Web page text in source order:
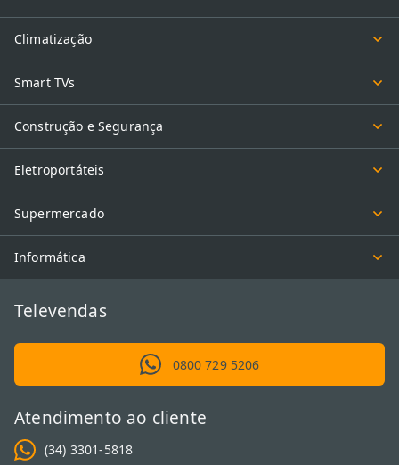
Climatização
Smart TVs
Construção e Segurança
Eletroportáteis
Supermercado
Informática
Televendas
0800 729 5206
Atendimento ao cliente
(34) 3301-5818